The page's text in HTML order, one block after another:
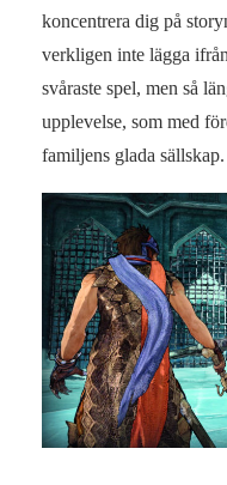
koncentrera dig på
verkligen inte lägga
svåraste spel, men så
upplevelse, som med
familjens glada sällskap.